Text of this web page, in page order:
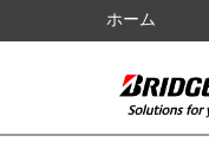
ホーム